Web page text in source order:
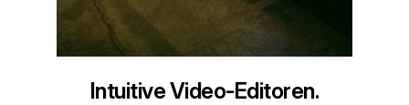
Intuitive Video-Editoren.